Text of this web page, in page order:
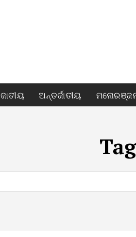
ଜାତୀୟ ଅନ୍ତର୍ଜାତୀୟ